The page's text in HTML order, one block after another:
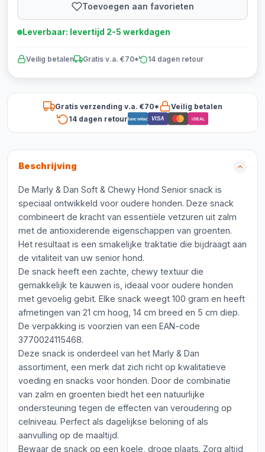
Toevoegen aan favorieten
Leverbaar: levertijd 2-5 werkdagen
Veilig betalen Gratis v.a. €70* 14 dagen retour
Gratis verzending v.a. €70*
Veilig betalen
14 dagen retourBancontact VISA iDEAL
Beschrijving
De Marly & Dan Soft & Chewy Hond Senior snack is
speciaal ontwikkeld voor oudere honden. Deze snack
combineert de kracht van essentiële vetzuren uit zalm
met de antioxiderende eigenschappen van groenten.
Het resultaat is een smakelijke traktatie die bijdraagt aan
de vitaliteit van uw senior hond.
De snack heeft een zachte, chewy textuur die
gemakkelijk te kauwen is, ideaal voor oudere honden
met gevoelig gebit. Elke snack weegt 100 gram en heeft
afmetingen van 21 cm hoog, 14 cm breed en 5 cm diep.
De verpakking is voorzien van een EAN-code
3770024115468.
Deze snack is onderdeel van het Marly & Dan
assortiment, een merk dat zich richt op kwalitatieve
voeding en snacks voor honden. Door de combinatie
van zalm en groenten biedt het een natuurlijke
ondersteuning tegen de effecten van veroudering op
celniveau. Perfect als dagelijkse beloning of als
aanvulling op de maaltijd.
Bewaar de snack op een koele, droge plaats. Zorg altijd